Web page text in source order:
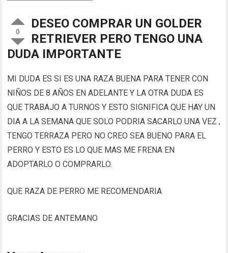
0
DESEO COMPRAR UN GOLDER
RETRIEVER PERO TENGO UNA
DUDA IMPORTANTE
MI DUDA ES SI ES UNA RAZA BUENA PARA TENER CON
NIÑOS DE 8 AÑOS EN ADELANTE Y LA OTRA DUDA ES
QUE TRABAJO A TURNOS Y ESTO SIGNIFICA QUE HAY UN
DIA A LA SEMANA QUE SOLO PODRIA SACARLO UNA VEZ ,
TENGO TERRAZA PERO NO CREO SEA BUENO PARA EL
PERRO Y ESTO ES LO QUE MAS ME FRENA EN
ADOPTARLO O COMPRARLO.
QUE RAZA DE PERRO ME RECOMENDARIA
GRACIAS DE ANTEMANO